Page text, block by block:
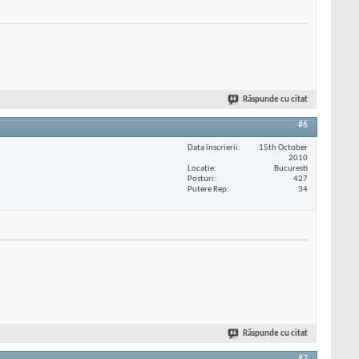
Răspunde cu citat
#6
Data înscrierii
15th October
2010
Locaţie
Bucuresti
Posturi
427
Putere Rep
34
Răspunde cu citat